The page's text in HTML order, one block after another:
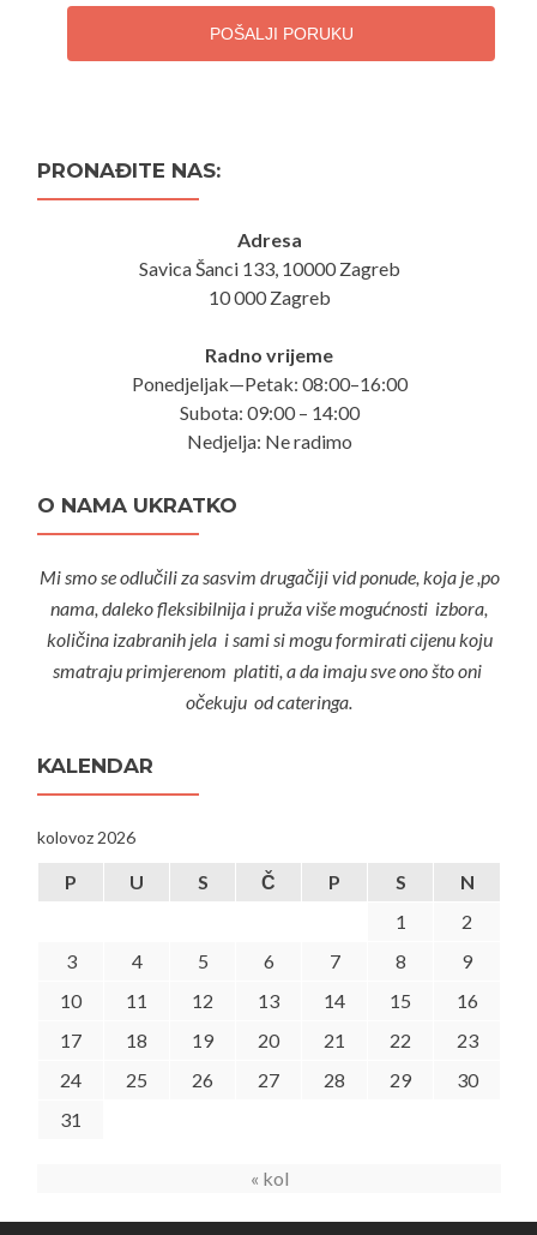
POŠALJI PORUKU
PRONAĐITE NAS:
Adresa
Savica Šanci 133, 10000 Zagreb
10 000 Zagreb
Radno vrijeme
Ponedjeljak—Petak: 08:00–16:00
Subota: 09:00 – 14:00
Nedjelja: Ne radimo
O NAMA UKRATKO
Mi smo se odlučili za sasvim drugačiji vid ponude, koja je ,po
nama, daleko fleksibilnija i pruža više mogućnosti izbora,
količina izabranih jela i sami si mogu formirati cijenu koju
smatraju primjerenom platiti, a da imaju sve ono što oni
očekuju od cateringa.
KALENDAR
kolovoz 2026
P U S Č P S
N
1
2
3
4 5 6 7 8
9
10
11 12 13 14 15
16
17
18 19 20 21 22
23
24
25 26 27 28 29
30
31
« kol